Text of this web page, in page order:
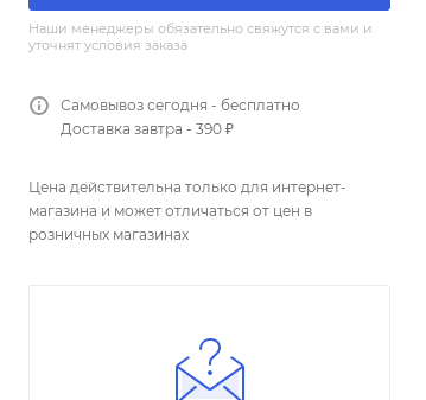
Наши менеджеры обязательно свяжутся с вами и
уточнят условия заказа
Самовывоз сегодня - бесплатно
Доставка завтра - 390 ₽
Цена действительна только для интернет-
магазина и может отличаться от цен в
розничных магазинах